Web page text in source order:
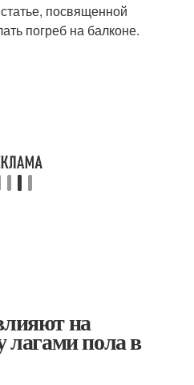
посвященной
погреб на балконе.
на
лагами пола в